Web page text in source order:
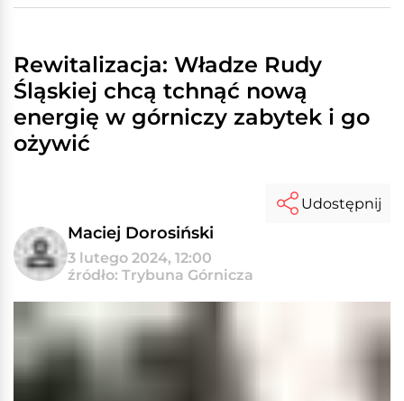
Rewitalizacja: Władze Rudy
Śląskiej chcą tchnąć nową
energię w górniczy zabytek i go
ożywić
Maciej Dorosiński
3 lutego 2024, 12:00
źródło: Trybuna Górnicza
Udostępnij